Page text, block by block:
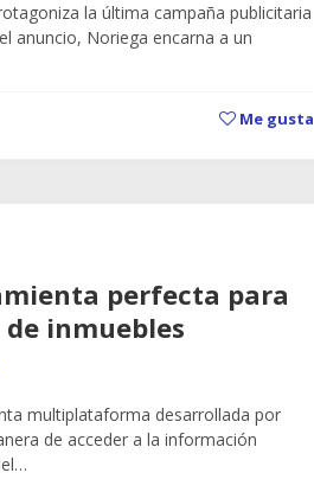
la última campaña publicitaria
anuncio, Noriega encarna a un
Me gusta
perfecta para
inmuebles
multiplataforma desarrollada por
de acceder a la información